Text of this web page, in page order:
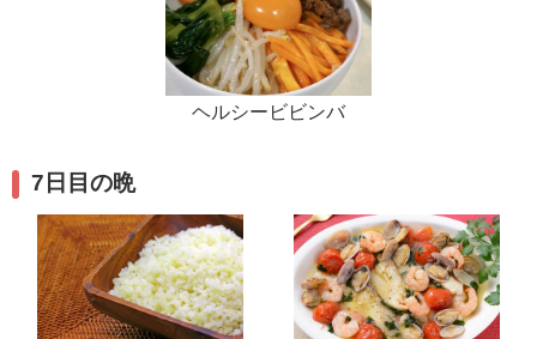
ヘルシービビンバ
7日目の晩